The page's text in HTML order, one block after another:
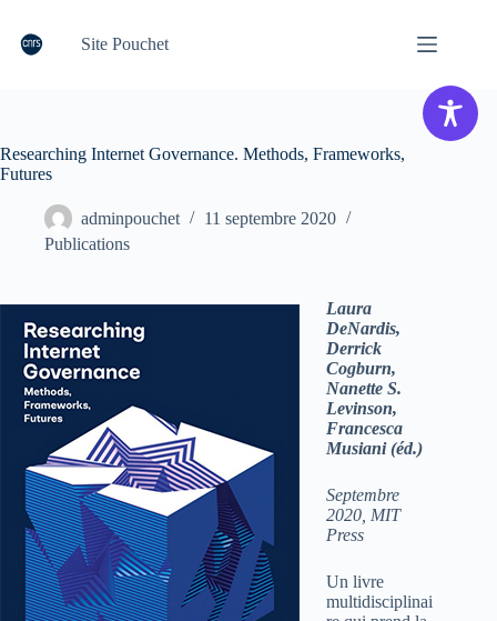
contenu
Site Pouchet
Researching Internet Governance. Methods, Frameworks,
Futures
adminpouchet
11 septembre 2020
Publications
Laura
DeNardis,
Derrick
Cogburn,
Nanette S.
Levinson,
Francesca
Musiani (éd.)
Septembre
2020, MIT
Press
Un livre
multidisciplinai